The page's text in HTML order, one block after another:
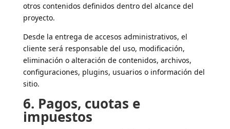
otros contenidos definidos dentro del alcance del
proyecto.
Desde la entrega de accesos administrativos, el
cliente será responsable del uso, modificación,
eliminación o alteración de contenidos, archivos,
configuraciones, plugins, usuarios o información del
sitio.
6. Pagos, cuotas e
impuestos